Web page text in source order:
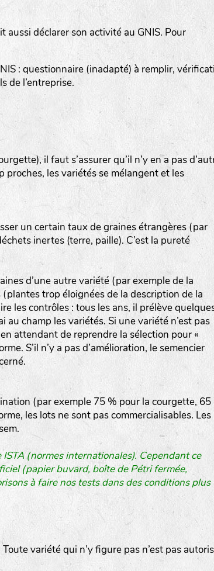
www.aubepin.fr
aussi déclarer son activité au GNIS. Pour
: questionnaire (inadapté) à remplir,
de l’entreprise.
il faut s’assurer qu’il n’y en a pas
proches, les variétés se mélangent et les
un certain taux de graines étrangères (par
inertes (terre, paille). C’est la pureté
d’une autre variété (par exemple de la
trop éloignées de la description de la
les contrôles : tous les ans, il prélève
champ les variétés. Si une variété n’est pas
attendant de reprendre la sélection pour «
S’il n’y a pas d’amélioration, le semencier
(par exemple 75 % pour la courgette, 65
les lots ne sont pas commercialisables. Les
(normes internationales). Cependant ce
(papier buvard, boîte de Pétri fermée,
à faire nos tests dans des conditions plus
variété qui n’y figure pas n’est pas